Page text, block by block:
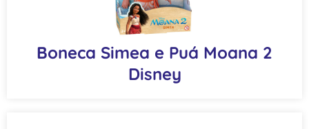
Boneca Simea e Puá Moana 2
Disney